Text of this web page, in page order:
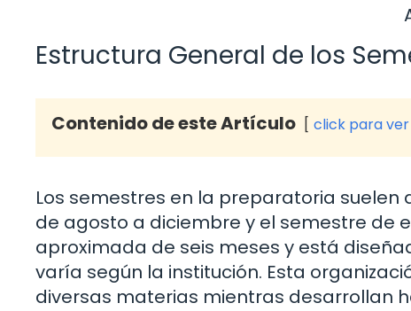
Estructura General de los
Contenido de este Artículo click para
Los semestres en la preparatoria suelen
de agosto a diciembre y el semestre de
aproximada de seis meses y está
varía según la institución. Esta
diversas materias mientras desarrollan